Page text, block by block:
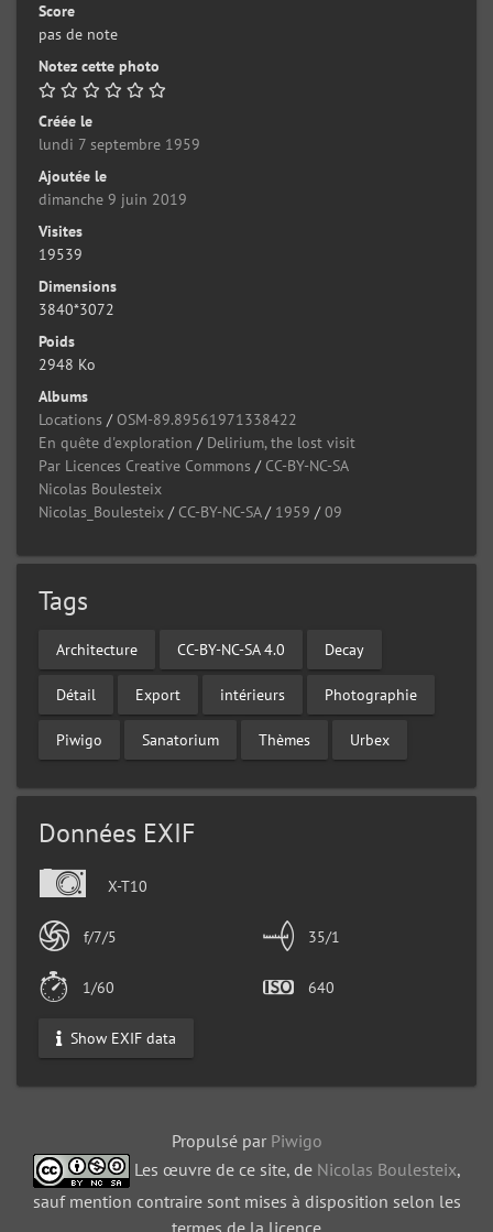
Score
pas de note
Notez cette photo
Créée le
lundi 7 septembre 1959
Ajoutée le
dimanche 9 juin 2019
Visites
19539
Dimensions
3840*3072
Poids
2948 Ko
Albums
Locations / OSM-89.89561971338422
En quête d'exploration / Delirium, the lost visit
Par Licences Creative Commons / CC-BY-NC-SA
Nicolas Boulesteix
Nicolas_Boulesteix / CC-BY-NC-SA/ 1959 /09
Tags
Architecture CC-BY-NC-SA 4.0 Decay
Détail Export intérieurs Photographie
Piwigo Sanatorium Thèmes Urbex
Données EXIF
X-T10
f/7/5 35/1
1/60 640
Show EXIF data
Propulsé par Piwigo
Les œuvre de ce site, de Nicolas Boulesteix,
sauf mention contraire sont mises à disposition selon les